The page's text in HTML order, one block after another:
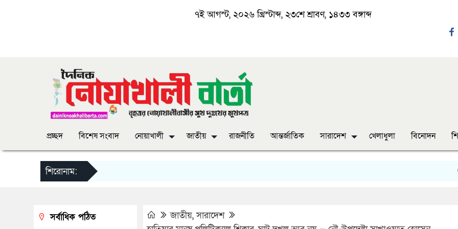
৭ই আগস্ট, ২০২৬ খ্রিস্টাব্দ, ২৩শে শ্রাবণ, ১৪৩৩ বঙ্গাব্দ
প্রচ্ছদ বিশেষ সংবাদ নোয়াখালী জাতীয় রাজনীতি আন্তর্জাতিক সারাদেশ খেলাধুলা বিনোদন
শিরোনাম: ‘ঈদ
জাতীয়,সারাদেশ
সর্বাধিক পঠিত